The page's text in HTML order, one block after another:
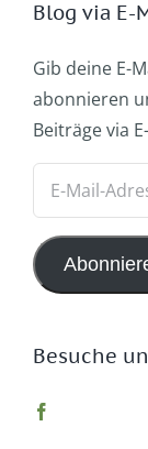
Blog via E-
Gib deine E-
abonnieren
Beiträge via
Adresse
Besuche